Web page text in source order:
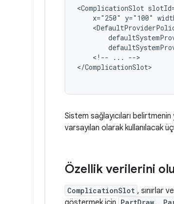
<ComplicationSlot
x="250" y="100"
<!--
...
-->
</ComplicationSlot>
Sistem sağlayıcıları belirtmenin
varsayılan olarak kullanılacak
Özellik verilerini
ComplicationSlot , sınırlar